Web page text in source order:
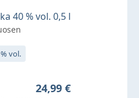
40 % vol. 0,5 l
vol.
Regulärer Preis:
24,99 €